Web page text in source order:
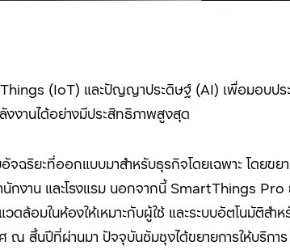
(IoT) และปัญญาประดิษฐ์ (AI) เพื่อมอบป
งานได้อย่างมีประสิทธิภาพสูงสุด
ฉริยะที่ออกแบบมาสำหรับธุรกิจโดยเฉพาะ โดยขย
กงาน และโรงแรม นอกจากนี้ SmartThings Pro
ล้อมในห้องให้เหมาะกับผู้ใช้ และระบบอัตโนมัติสำห
ณ สิ้นปีที่ผ่านมา ปัจจุบันซัมซุงได้ขยายการให้บริการ